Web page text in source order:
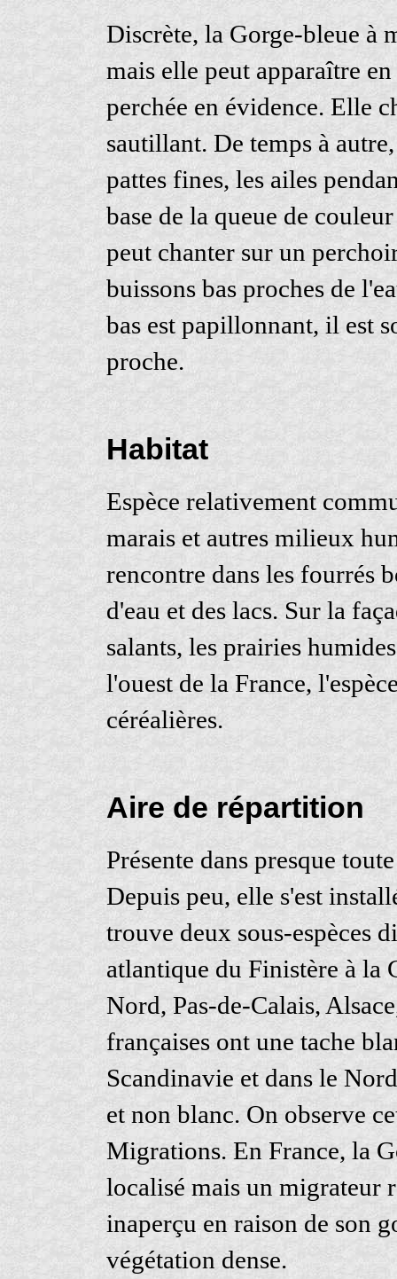
Discrète, la Gorge-bleue à
mais elle peut apparaître
perchée en évidence. Elle
sautillant. De temps à
pattes fines, les ailes
base de la queue de
peut chanter sur un
buissons bas proches de
bas est papillonnant, il est
proche.
Habitat
Espèce relativement
marais et autres milieux
rencontre dans les fourrés
d'eau et des lacs. Sur la
salants, les prairies
l'ouest de la France,
céréalières.
Aire de répartition
Présente dans presque
Depuis peu, elle s'est
trouve deux sous-espèces
atlantique du Finistère à la
Nord, Pas-de-Calais,
françaises ont une tache
Scandinavie et dans le
et non blanc. On observe
Migrations. En France, la
localisé mais un migrateur
inaperçu en raison de son
végétation dense.